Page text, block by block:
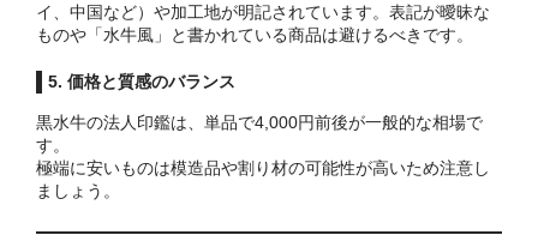
イ、中国など）や加工地が明記されています。表記が曖昧な
ものや「水牛風」と書かれている商品は避けるべきです。
5. 価格と質感のバランス
黒水牛の法人印鑑は、単品で4,000円前後が一般的な相場で
す。
極端に安いものは模造品や割り材の可能性が高いため注意し
ましょう。